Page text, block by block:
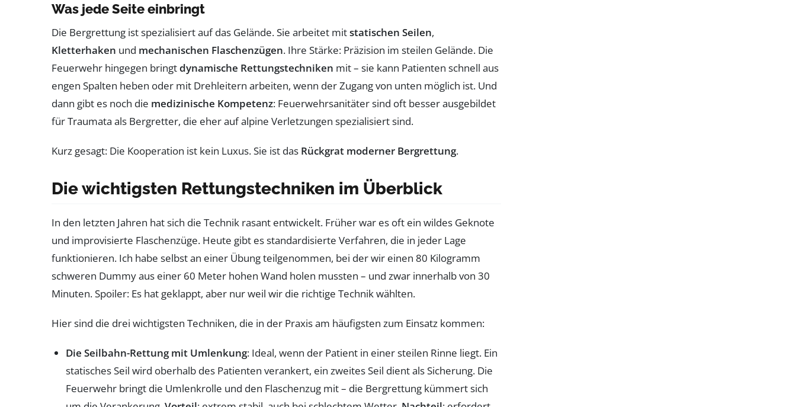
Was jede Seite einbringt
Die Bergrettung ist spezialisiert auf das Gelände. Sie arbeitet mitstatischen Seilen,
Kletterhaken und mechanischen Flaschenzügen. Ihre Stärke: Präzision im steilen Gelände. Die
Feuerwehr hingegen bringtdynamische Rettungstechniken mit – sie kann Patienten schnell aus
engen Spalten heben oder mit Drehleitern arbeiten, wenn der Zugang von unten möglich ist. Und
dann gibt es noch die medizinische Kompetenz: Feuerwehrsanitäter sind oft besser ausgebildet
für Traumata als Bergretter, die eher auf alpine Verletzungen spezialisiert sind.
Kurz gesagt: Die Kooperation ist kein Luxus. Sie ist das Rückgrat moderner Bergrettung.
Die wichtigsten Rettungstechniken im Überblick
In den letzten Jahren hat sich die Technik rasant entwickelt. Früher war es oft ein wildes Geknote
und improvisierte Flaschenzüge. Heute gibt es standardisierte Verfahren, die in jeder Lage
funktionieren. Ich habe selbst an einer Übung teilgenommen, bei der wir einen 80 Kilogramm
schweren Dummy aus einer 60 Meter hohen Wand holen mussten – und zwar innerhalb von 30
Minuten. Spoiler: Es hat geklappt, aber nur weil wir die richtige Technik wählten.
Hier sind die drei wichtigsten Techniken, die in der Praxis am häufigsten zum Einsatz kommen:
Die Seilbahn-Rettung mit Umlenkung: Ideal, wenn der Patient in einer steilen Rinne liegt. Ein
statisches Seil wird oberhalb des Patienten verankert, ein zweites Seil dient als Sicherung. Die
Feuerwehr bringt die Umlenkrolle und den Flaschenzug mit – die Bergrettung kümmert sich